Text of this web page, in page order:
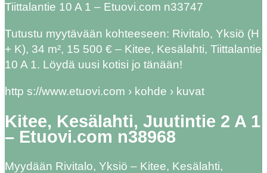
Tiittalantie 10 A 1 – Etuovi.com n33747
Tutustu myytävään kohteeseen: Rivitalo, Yksiö (H
+ K), 34 m², 15 500 € – Kitee, Kesälahti, Tiittalantie
10 A 1. Löydä uusi kotisi jo tänään!
http s://www.etuovi.com › kohde › kuvat
Kitee, Kesälahti, Juutintie 2 A 1
– Etuovi.com n38968
Myydään Rivitalo, Yksiö – Kitee, Kesälahti,